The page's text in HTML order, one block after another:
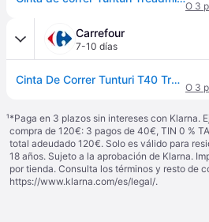
O 3
Carrefour
7-10 días
Cinta De Correr Tunturi T40 Treadmill Competence
O 3
¹*Paga en 3 plazos sin intereses con Klarna.
compra de 120€: 3 pagos de 40€, TIN 0 %
total adeudado 120€. Solo es válido para
18 años. Sujeto a la aprobación de Klarna.
por tienda. Consulta los términos y resto de
https://www.klarna.com/es/legal/.